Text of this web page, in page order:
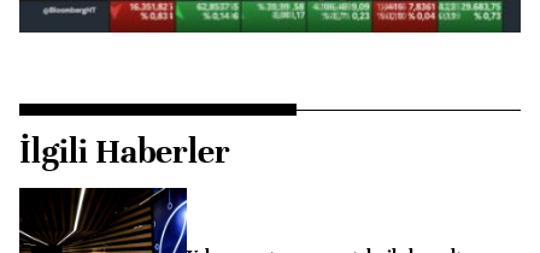
İlgili Haberler